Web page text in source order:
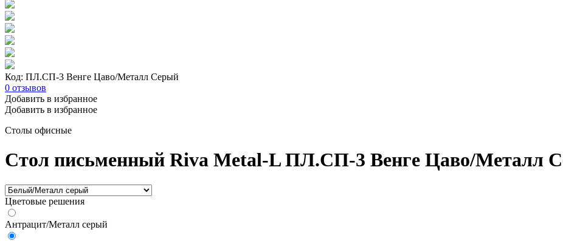
Код: ПЛ.СП-3 Венге Цаво/Металл Серый
0 отзывов
Добавить в избранное
Добавить в избранное
Столы офисные
Стол письменный Riva Metal-L ПЛ.СП-3 Венге Цаво/Металл
Цветовые решения
Антрацит/Металл серый